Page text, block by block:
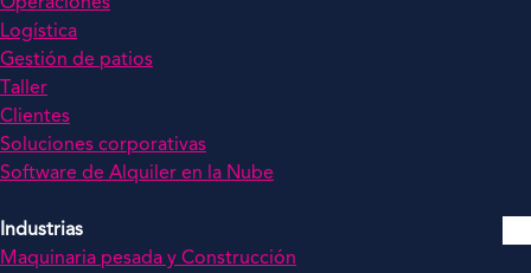
Operaciones
Logística
Gestión de patios
Taller
Clientes
Soluciones corporativas
Software de Alquiler en la Nube
Industrias
Maquinaria pesada y Construcción